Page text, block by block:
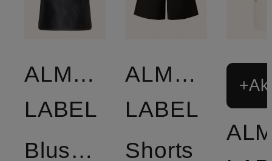
ALMADA
LABEL
Blusentop
ALMADA
LABEL
Shorts